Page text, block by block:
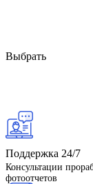
Выбрать
Поддержка 24/7
Консультации
фотоотчетов